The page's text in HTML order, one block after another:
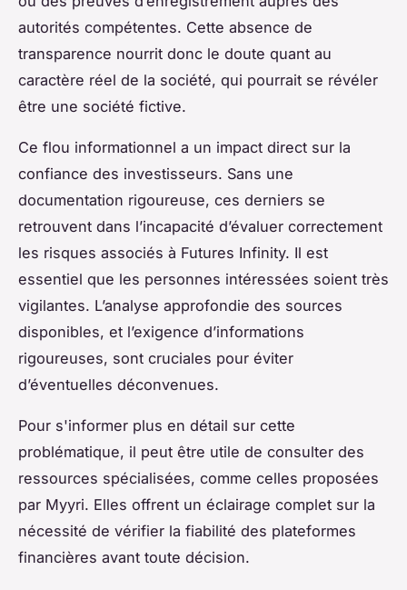
autorités compétentes. Cette absence de
transparence nourrit donc le doute quant au
caractère réel de la société, qui pourrait se révéler
être une société fictive.
Ce flou informationnel a un impact direct sur la
confiance des investisseurs. Sans une
documentation rigoureuse, ces derniers se
retrouvent dans l’incapacité d’évaluer correctement
les risques associés à Futures Infinity. Il est
essentiel que les personnes intéressées soient très
vigilantes. L’analyse approfondie des sources
disponibles, et l’exigence d’informations
rigoureuses, sont cruciales pour éviter
d’éventuelles déconvenues.
Pour s'informer plus en détail sur cette
problématique, il peut être utile de consulter des
ressources spécialisées, comme celles proposées
par Myyri. Elles offrent un éclairage complet sur la
nécessité de vérifier la fiabilité des plateformes
financières avant toute décision.